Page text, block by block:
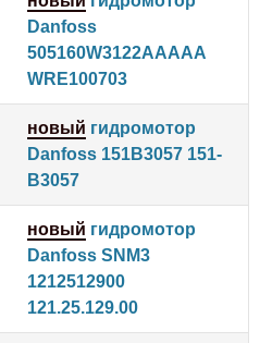
Danfoss
505160W3122AAAAA
WRE100703
новый гидромотор
Danfoss 151B3057 151-
B3057
новый гидромотор
Danfoss SNM3
1212512900
121.25.129.00